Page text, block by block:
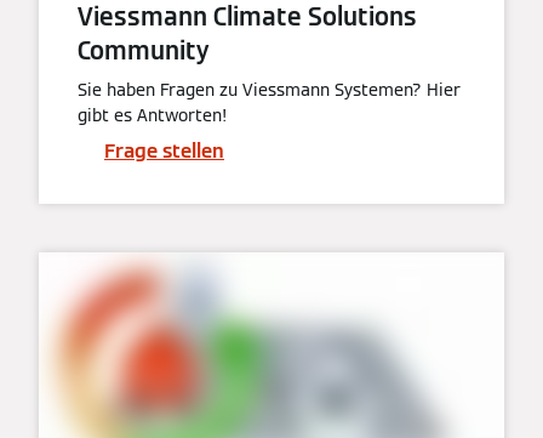
Viessmann Climate Solutions
Community
Sie haben Fragen zu Viessmann Systemen? Hier
gibt es Antworten!
Frage stellen